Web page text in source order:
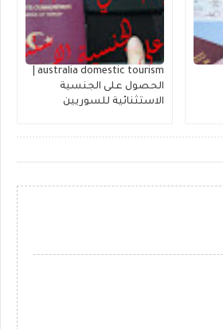
الحصول على الجنسية
الاستثنائية للسوريين